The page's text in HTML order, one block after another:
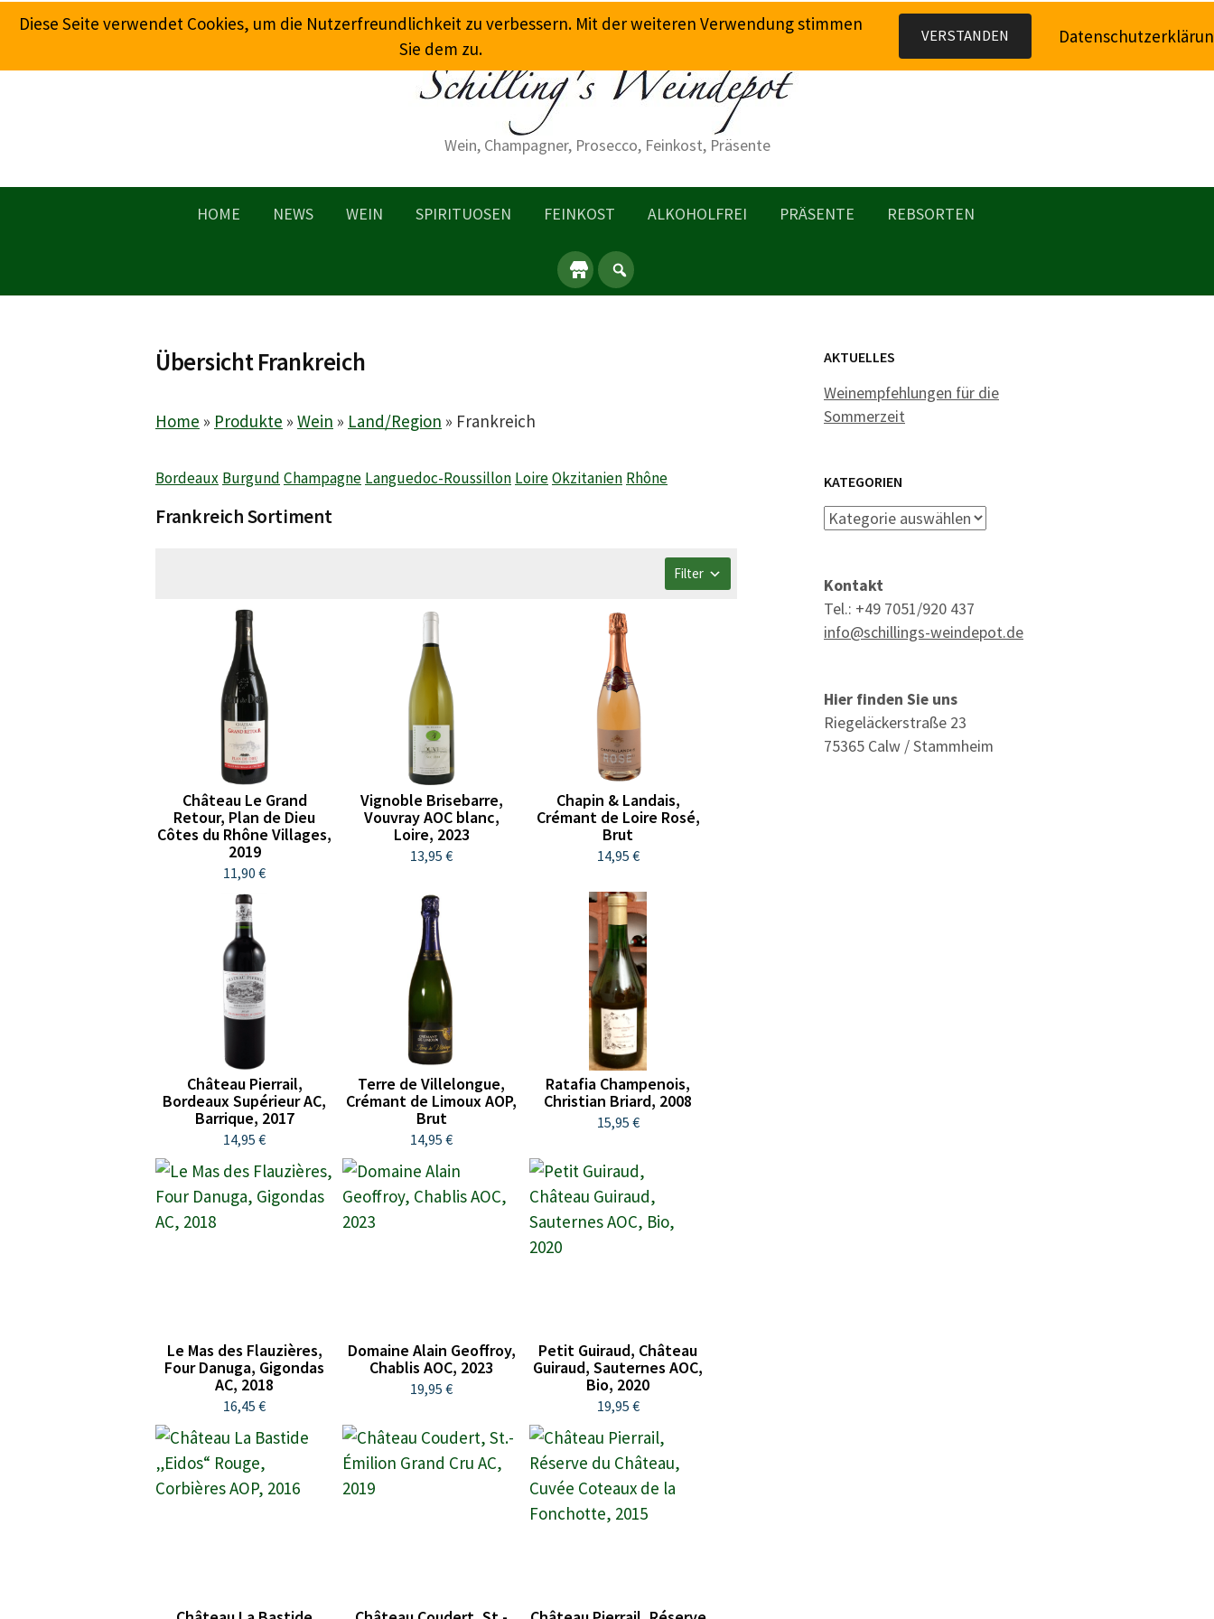
Springe
zum
Wein, Champagner, Prosecco, Feinkost, Präsente
HOME NEWS WEIN SPIRITUOSEN FEINKOST ALKOHOLFREI PRÄSENTE REBSORTEN
Übersicht Frankreich
Home » Produkte » Wein » Land/Region » Frankreich
Bordeaux Burgund Champagne Languedoc-Roussillon LoireOkzitanien Rhône
Frankreich Sortiment
Filter
Château Le Grand
Retour, Plan de Dieu
Côtes du Rhône Villages,
2019
11,90 €
Vignoble Brisebarre,
Vouvray AOC blanc,
Loire, 2023
13,95 €
Chapin & Landais,
Crémant de Loire Rosé,
Brut
14,95 €
Château Pierrail,
Bordeaux Supérieur AC,
Barrique, 2017
14,95 €
Terre de Villelongue,
Crémant de Limoux AOP,
Brut
14,95 €
Ratafia Champenois,
Christian Briard, 2008
15,95 €
Le Mas des Flauzières,
Four Danuga, Gigondas
AC, 2018
16,45 €
Domaine Alain Geoffroy,
Chablis AOC, 2023
19,95 €
Petit Guiraud, Château
Guiraud, Sauternes AOC,
Bio, 2020
19,95 €
AKTUELLES
Weinempfehlungen für die
Sommerzeit
KATEGORIEN
Kategorien
Kontakt
Tel.: +49 7051/920 437
info@schillings-weindepot.de
Hier finden Sie uns
Riegeläckerstraße 23
75365 Calw / Stammheim
Diese Seite verwendet Cookies, um die Nutzerfreundlichkeit zu verbessern. Mit der weiteren Verwendung stimmen
Sie dem zu.
VERSTANDEN